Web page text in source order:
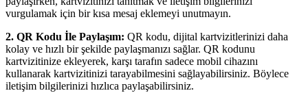
vurgulamak için bir kısa mesaj eklemeyi unutmayın.
2. QR Kodu İle Paylaşım: QR kodu, dijital kartvizitlerinizi daha
kolay ve hızlı bir şekilde paylaşmanızı sağlar. QR kodunu
kartvizitinize ekleyerek, karşı tarafın sadece mobil cihazını
kullanarak kartvizitinizi tarayabilmesini sağlayabilirsiniz. Böylece
iletişim bilgilerinizi hızlıca paylaşabilirsiniz.